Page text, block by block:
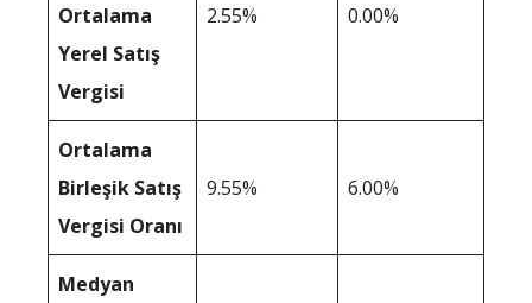
Ortalama
Yerel Satış
Vergisi
2.55% 0.00%
Ortalama
Birleşik Satış
Vergisi Oranı
9.55% 6.00%
Medyan